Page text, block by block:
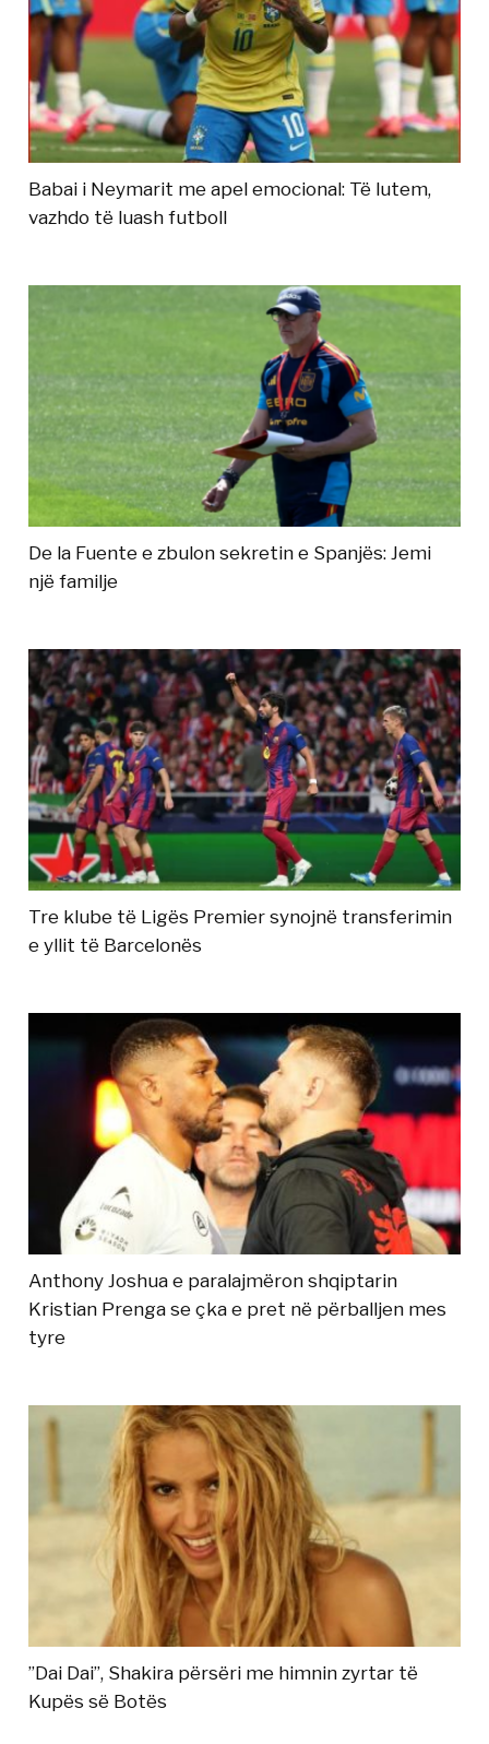
Babai i Neymarit me apel emocional: Të lutem,
vazhdo të luash futboll
De la Fuente e zbulon sekretin e Spanjës: Jemi
një familje
Tre klube të Ligës Premier synojnë transferimin
e yllit të Barcelonës
Anthony Joshua e paralajmëron shqiptarin
Kristian Prenga se çka e pret në përballjen mes
tyre
”Dai Dai”, Shakira përsëri me himnin zyrtar të
Kupës së Botës